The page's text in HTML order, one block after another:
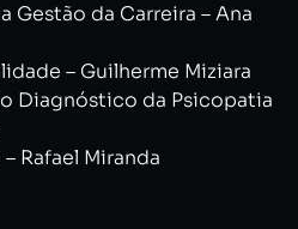
Gestão da Carreira – Ana
– Guilherme Miziara
Diagnóstico da Psicopatia
Rafael Miranda